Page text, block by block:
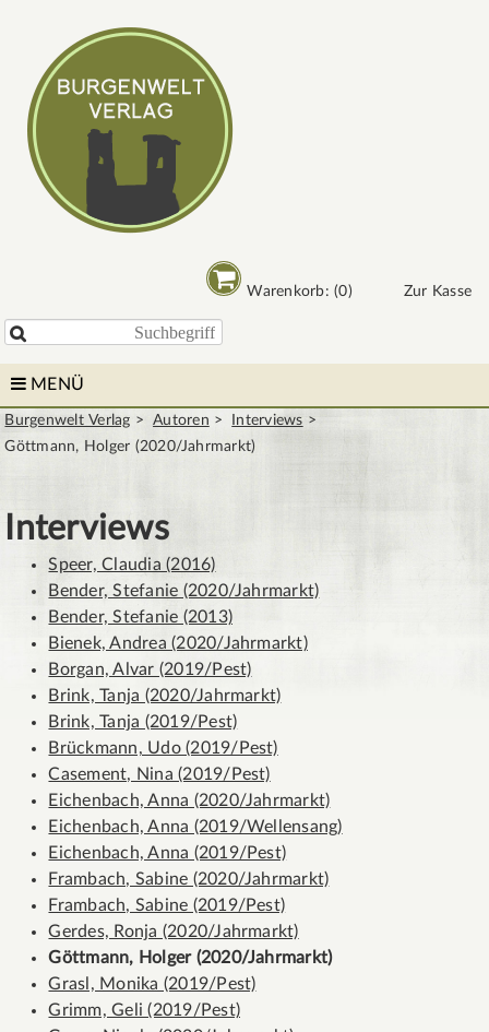
Warenkorb: (0) Zur Kasse

MENÜ
Burgenwelt Verlag Autoren
Interviews
Göttmann, Holger (2020/Jahrmarkt)
Interviews
Speer, Claudia (2016)
Bender, Stefanie (2020/Jahrmarkt)
Bender, Stefanie (2013)
Bienek, Andrea (2020/Jahrmarkt)
Borgan, Alvar (2019/Pest)
Brink, Tanja (2020/Jahrmarkt)
Brink, Tanja (2019/Pest)
Brückmann, Udo (2019/Pest)
Casement, Nina (2019/Pest)
Eichenbach, Anna (2020/Jahrmarkt)
Eichenbach, Anna (2019/Wellensang)
Eichenbach, Anna (2019/Pest)
Frambach, Sabine (2020/Jahrmarkt)
Frambach, Sabine (2019/Pest)
Gerdes, Ronja (2020/Jahrmarkt)
Göttmann, Holger (2020/Jahrmarkt)
Grasl, Monika (2019/Pest)
Grimm, Geli (2019/Pest)